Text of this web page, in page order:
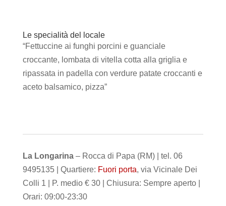
Le specialità del locale
“Fettuccine ai funghi porcini e guanciale
croccante, lombata di vitella cotta alla griglia e
ripassata in padella con verdure patate croccanti e
aceto balsamico, pizza”
La Longarina– Rocca di Papa (RM) | tel. 06
9495135 | Quartiere: Fuori porta, via Vicinale Dei
Colli 1 | P. medio € 30 | Chiusura: Sempre aperto |
Orari: 09:00-23:30